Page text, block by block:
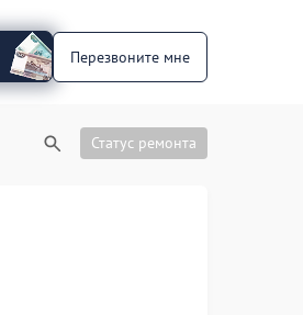
Перезвоните мне
Статус ремонта